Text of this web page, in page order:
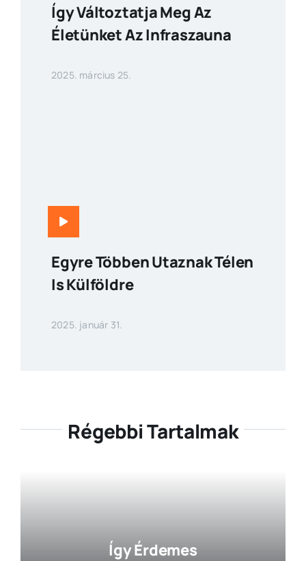
Így Változtatja Meg Az
Életünket Az Infraszauna
2025. március 25.
Egyre Többen Utaznak Télen
Is Külföldre
2025. január 31.
Régebbi Tartalmak
Így Érdemes